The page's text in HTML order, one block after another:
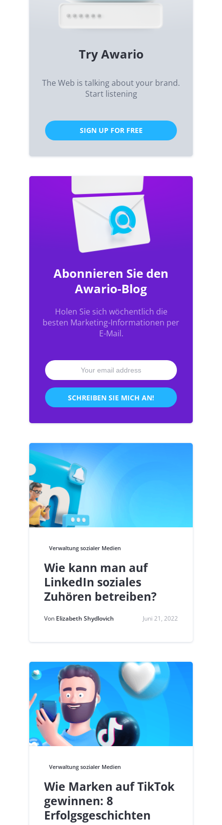
Try Awario
The Web is talking about your brand.
Start listening
SIGN UP FOR FREE
Abonnieren Sie den
Awario-Blog
Holen Sie sich wöchentlich die
besten Marketing-Informationen per
E-Mail.
SCHREIBEN SIE MICH AN!
Verwaltung sozialer Medien
Wie kann man auf
LinkedIn soziales
Zuhören betreiben?
Von Elizabeth Shydlovich Juni 21, 2022
Verwaltung sozialer Medien
Wie Marken auf TikTok
gewinnen: 8
Erfolgsgeschichten